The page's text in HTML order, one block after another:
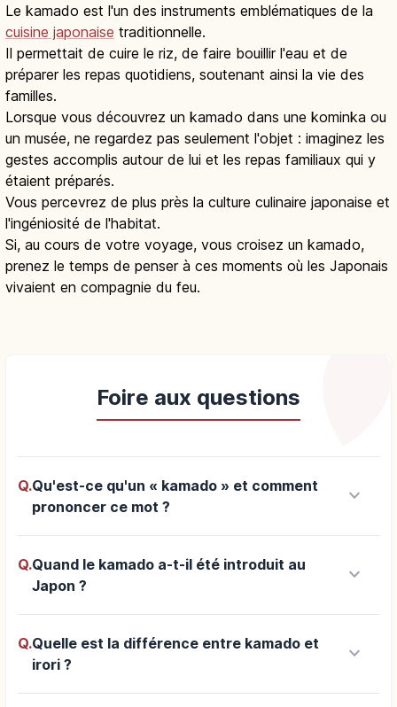
Le kamado est l'un des instruments emblématiques de la
cuisine japonaise traditionnelle.
Il permettait de cuire le riz, de faire bouillir l'eau et de
préparer les repas quotidiens, soutenant ainsi la vie des
familles.
Lorsque vous découvrez un kamado dans une kominka ou
un musée, ne regardez pas seulement l'objet : imaginez les
gestes accomplis autour de lui et les repas familiaux qui y
étaient préparés.
Vous percevrez de plus près la culture culinaire japonaise et
l'ingéniosité de l'habitat.
Si, au cours de votre voyage, vous croisez un kamado,
prenez le temps de penser à ces moments où les Japonais
vivaient en compagnie du feu.
Foire aux questions
Q.Qu'est-ce qu'un « kamado » et comment
prononcer ce mot ?
keyboard_arrow_down
Q.Quand le kamado a-t-il été introduit au
Japon ?
keyboard_arrow_down
Q.Quelle est la différence entre kamado et
irori ?
keyboard_arrow_down